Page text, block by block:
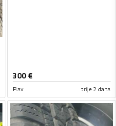
300€
Plav prije 2 dana